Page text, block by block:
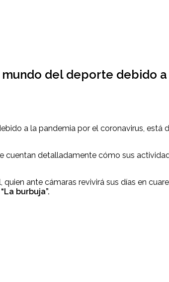
del deporte debido
a la pandemia por el coronavirus, está
detalladamente cómo sus
quien ante cámaras revivirá sus días en
“La burbuja”.